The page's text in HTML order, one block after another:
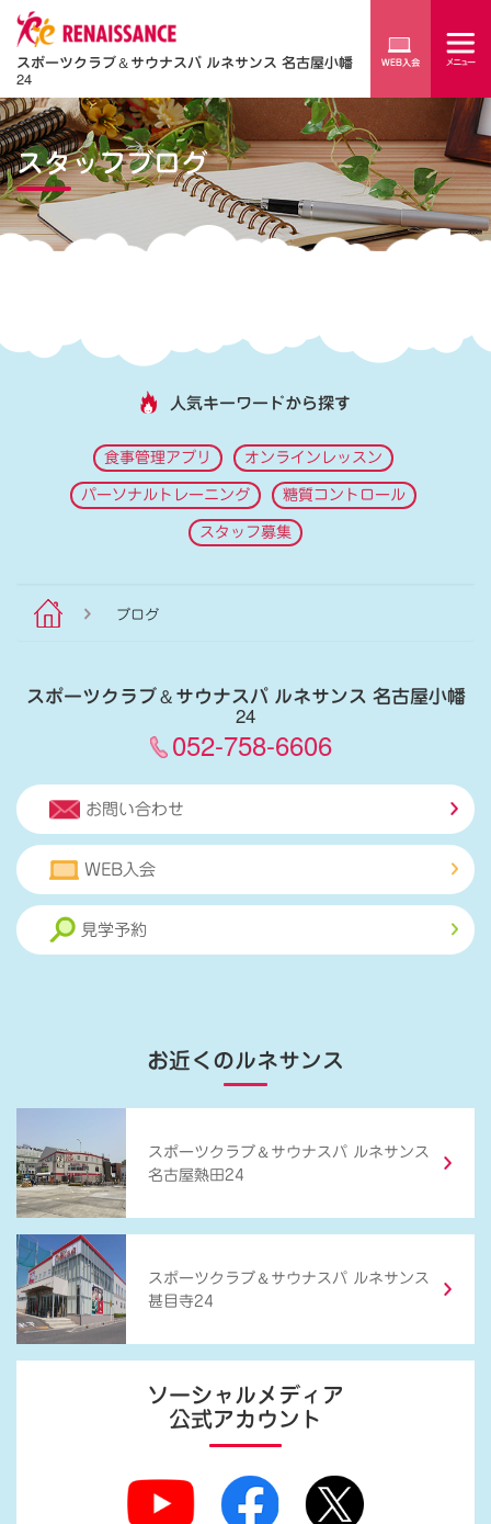
スポーツクラブ＆サウナスパ ルネサンス 名古屋小幡
24
スタッフブログ
人気キーワードから探す
食事管理アプリ オンラインレッスン
パーソナルトレーニング 糖質コントロール
スタッフ募集
ブログ
スポーツクラブ＆サウナスパ ルネサンス 名古屋小幡
24
052-758-6606
お問い合わせ
WEB入会
見学予約
お近くのルネサンス
スポーツクラブ ＆ サウナスパ ルネサンス
名古屋熱田24
スポーツクラブ ＆ サウナスパ ルネサンス
甚目寺24
ソーシャルメディア
公式アカウント